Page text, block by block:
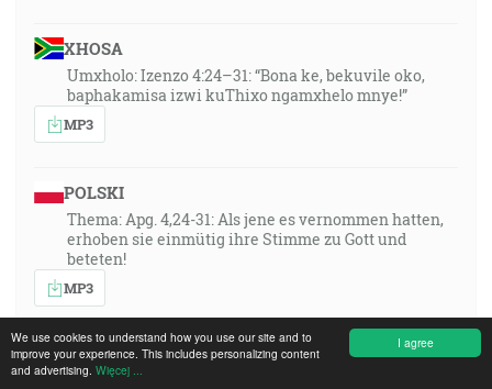
I agree
We use cookies to understand how you use our site and to
improve your experience. This includes personalizing content
and advertising. Więcej ...
XHOSA
Umxholo: Izenzo 4:24–31: “Bona ke, bekuvile oko,
baphakamisa izwi kuThixo ngamxhelo mnye!”
MP3
POLSKI
Thema: Apg. 4,24-31: Als jene es vernommen hatten,
erhoben sie einmütig ihre Stimme zu Gott und
beteten!
MP3
PORTUGUÊS
Tema: Atos 4,24-31: “Ao ouvirem isso, todos, de